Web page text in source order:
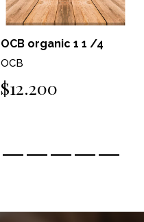
OCB organic 1 1 /4
OCB
$12.200